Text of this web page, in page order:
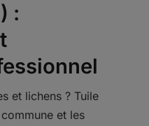
:
et lichens ? Tuile
et les